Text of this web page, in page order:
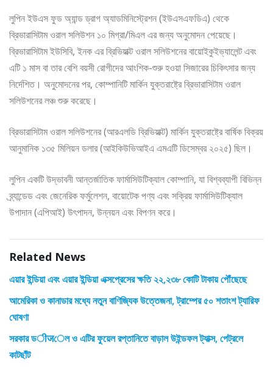
লুপিন ইউএস ফুড অ্যান্ড ড্রাগ অ্যাডমিনিস্ট্রেশন (ইউএসএফডিএ) থেকে
ব্রিভারাসিটাম ওরাল সলিউশন ১০ মিগ্রা/মিএল এর জন্য অনুমোদন পেয়েছে।
ব্রিভারাসিটাম ইউসিবি, ইনক এর ব্রিভিয়াক্ট ওরাল সলিউশনের বায়োইকুইভ্যালেন্ট এবং
এটি ১ মাস বা তার বেশি বয়সী রোগীদের আংশিক-শুরু হওয়া সিজারের চিকিৎসার জন্য
নির্দেশিত। অনুমোদনের পর, কোম্পানিটি মার্কিন যুক্তরাষ্ট্রে ব্রিভারাসিটাম ওরাল
সলিউশনের লঞ্চ শুরু করেছে।
ব্রিভারাসিটাম ওরাল সলিউশনের (আরএলডি ব্রিভিয়াক্ট) মার্কিন যুক্তরাষ্ট্রে বার্ষিক বিক্রয়
আনুমানিক ১৩৫ মিলিয়ন ডলার (আইকিউভিআইএ এমএটি ডিসেম্বর ২০২৫) ছিল।
লুপিন একটি উদ্ভাবনী আন্তর্জাতিক ফার্মাসিউটিক্যাল কোম্পানি, যা বিশ্বব্যাপী বিভিন্ন
ব্র্যান্ডেড এবং জেনেরিক ফর্মুলেশন, বায়োটেক পণ্য এবং সক্রিয় ফার্মাসিউটিক্যাল
উপাদান (এপিআই) উৎপাদন, উন্নয়ন এবং বিপণন করে।
Related News
এয়ার ইন্ডিয়া এবং এয়ার ইন্ডিয়া এক্সপ্রেসের ক্ষতি ২২,২৩৮ কোটি টাকায় পৌঁছেছে
আমেরিকা ও কানাডার মধ্যে নতুন বাণিজ্যিক উত্তেজনা, ট্রাম্পের ৫০ শতাংশ ট্যারিফ
ঘোষণা
সরকার ডीजেল ও এটির ফুয়েল রপ্তানিতে বাড়াল উইন্ডফল ট্যাক্স, পেট্রলে
কাটছাঁট